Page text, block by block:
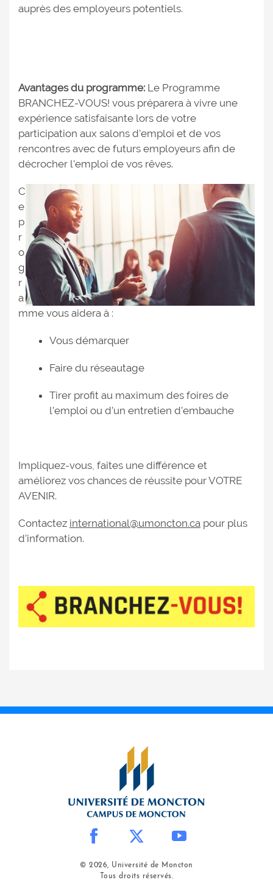
auprès des employeurs potentiels.
Avantages du programme: Le Programme
BRANCHEZ-VOUS! vous préparera à vivre une
expérience satisfaisante lors de votre
participation aux salons d’emploi et de vos
rencontres avec de futurs employeurs afin de
décrocher l'emploi de vos rêves.
C
e
p
r
o
g
r
a
mme vous aidera à :
Vous démarquer
Faire du réseautage
Tirer profit au maximum des foires de
l’emploi ou d’un entretien d’embauche
Impliquez-vous, faites une différence et
améliorez vos chances de réussite pour VOTRE
AVENIR.
Contactez international@umoncton.ca pour plus
d’information.
© 2026, Université de Moncton
Tous droits réservés.